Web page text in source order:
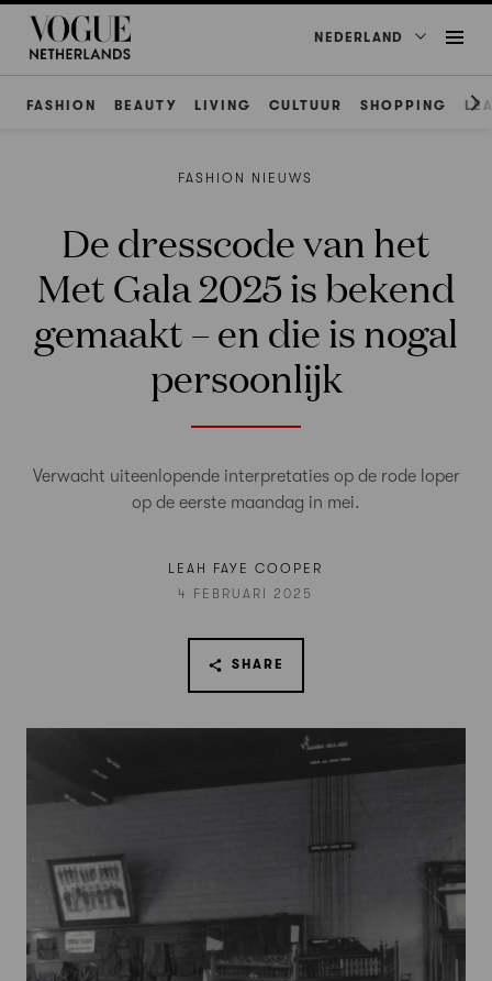
NEDERLAND
FASHION BEAUTY LIVING CULTUUR SHOPPING
FASHION NIEUWS
De dresscode van het
Met Gala 2025 is bekend
gemaakt – en die is nogal
persoonlijk
Verwacht uiteenlopende interpretaties op de rode loper
op de eerste maandag in mei.
LEAH FAYE COOPER
4 FEBRUARI 2025
SHARE